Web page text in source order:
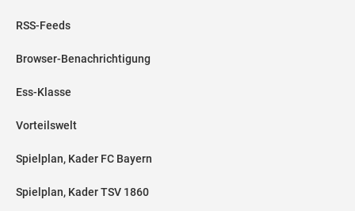
RSS-Feeds
Browser-Benachrichtigung
Ess-Klasse
Vorteilswelt
Spielplan, Kader FC Bayern
Spielplan, Kader TSV 1860